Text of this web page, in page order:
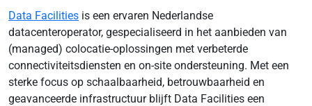
Data Facilities is een ervaren Nederlandse
datacenteroperator, gespecialiseerd in het aanbieden van
(managed) colocatie-oplossingen met verbeterde
connectiviteitsdiensten en on-site ondersteuning. Met een
sterke focus op schaalbaarheid, betrouwbaarheid en
geavanceerde infrastructuur blijft Data Facilities een